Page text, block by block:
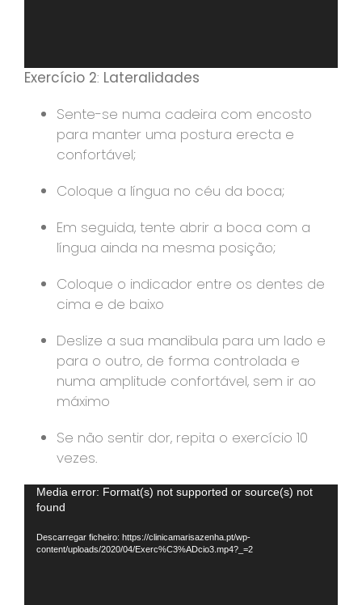
Exercício 2: Lateralidades
Sente-se numa cadeira com encosto
para manter uma postura erecta e
confortável;
Coloque a língua no céu da boca;
Em seguida, tente abrir a boca com a
língua ainda na mesma posição;
Coloque o indicador entre os dentes de
cima e de baixo
Deslize a sua mandibula para um lado e
para o outro, de forma controlada e
numa amplitude confortável, sem ir ao
máximo
Se não sentir dor, repita o exercício 10
vezes.
Reprodutor
de
vídeo
Media error: Format(s) not supported or source(s) not
found
Descarregar ficheiro: https://clinicamarisazenha.pt/wp-
content/uploads/2020/04/Exerc%C3%ADcio3.mp4?_=2